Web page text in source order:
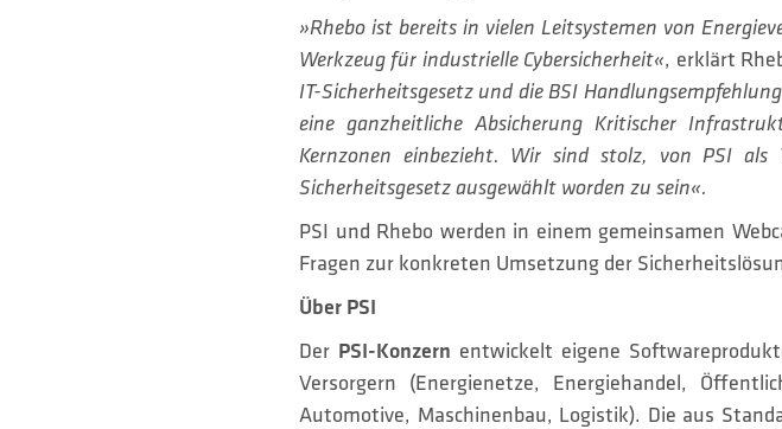
»Rhebo ist bereits in vielen Leitsystemen von
Werkzeug für industrielle Cybersicherheit«, erklärt
IT-Sicherheitsgesetz und die BSI
eine ganzheitliche Absicherung Kritischer
Kernzonen einbezieht. Wir sind stolz, von PSI
Sicherheitsgesetz ausgewählt worden zu sein«.
PSI und Rhebo werden in einem gemeinsamen
Fragen zur konkreten Umsetzung der
Über PSI
Der PSI-Konzern entwickelt eigene
Versorgern (Energienetze, Energiehandel,
Automotive, Maschinenbau, Logistik). Die aus